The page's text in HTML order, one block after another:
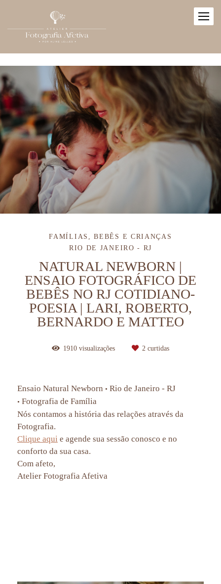
FAMÍLIAS, BEBÊS E CRIANÇAS
RIO DE JANEIRO - RJ
NATURAL NEWBORN |
ENSAIO FOTOGRÁFICO DE
BEBÊS NO RJ COTIDIANO-
POESIA | LARI, ROBERTO,
BERNARDO E MATTEO
1910 visualizações 2 curtidas
Ensaio Natural Newborn • Rio de Janeiro - RJ
• Fotografia de Família
Nós contamos a história das relações através da
Fotografia.
Clique aqui e agende sua sessão conosco e no
conforto da sua casa.
Com afeto,
Atelier Fotografia Afetiva